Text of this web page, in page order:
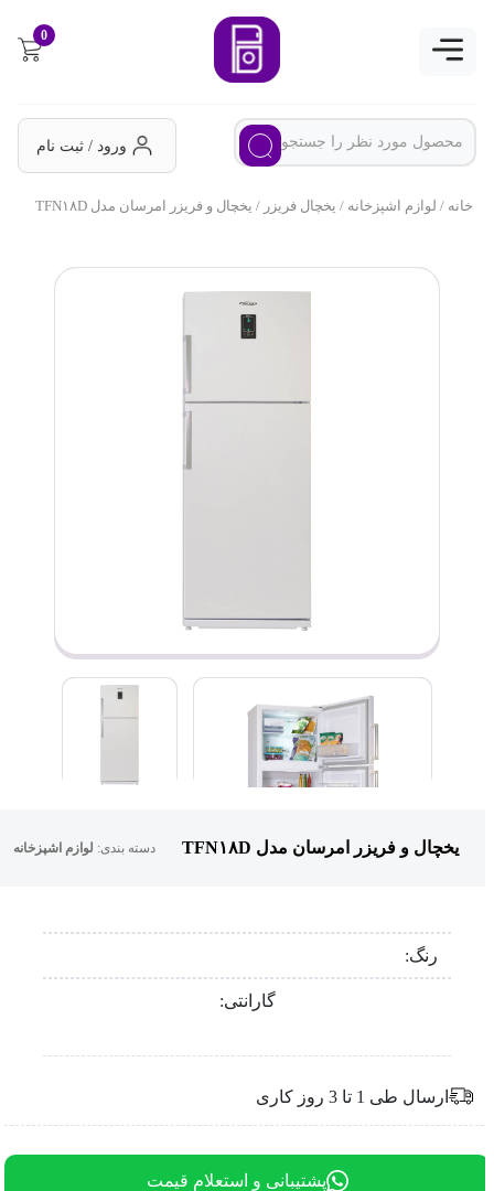
0
ورود / ثبت نام
خانه/ لوازم اشپزخانه/ یخچال فریزر / یخچال و فریزر امرسان مدل TFN۱۸D
یخچال و فریزر امرسان مدل TFN۱۸D دسته بندی:لوازم اشپزخانه
رنگ:
گارانتی:
ارسال طی 1 تا 3 روز کاری
پشتیبانی و استعلام قیمت